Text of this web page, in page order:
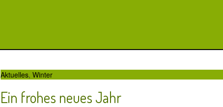
Aktuelles, Winter
Ein frohes neues Jahr